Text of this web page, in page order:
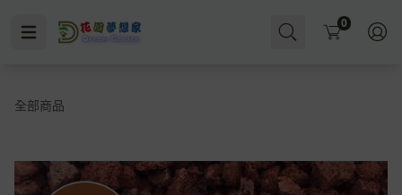
Cart0
全部商品